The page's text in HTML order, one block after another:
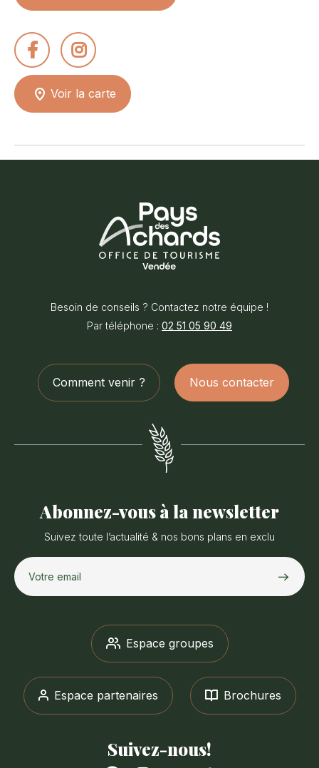
Consulter
la
page
Facebook
Consulter
la
page
Instagram
Voir la carte
Tourisme
du
Achards
Besoin de conseils ? Contactez notre équipe !
Par téléphone : 02 51 05 90 49
Comment venir ? Nous contacter
Abonnez-vous à la newsletter
Suivez toute l’actualité & nos bons plans en exclu
Votre email
Espace groupes
Espace partenaires Brochures
Suivez-nous!